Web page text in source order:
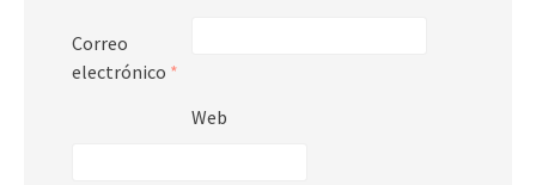
Correo
electrónico *
Web